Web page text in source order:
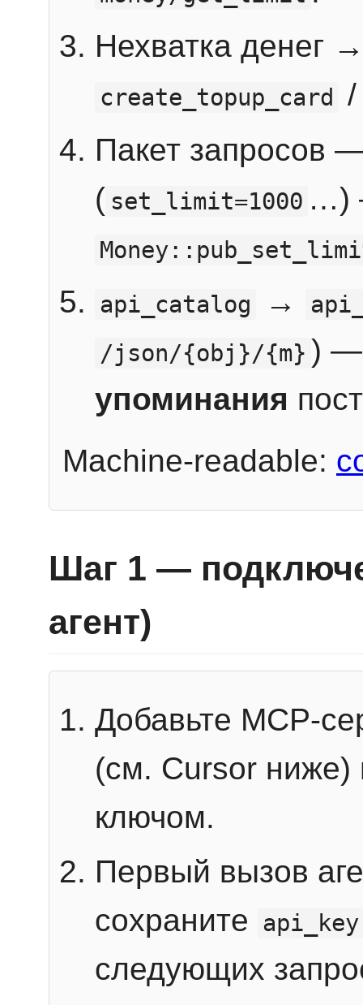
Нехватка денег
create_topup_card
Пакет запросов
( set_limit=1000 …)
api_catalog
→
/json/{obj}/{m} ) —
упоминания
Machine-readable:
Шаг 1 —
агент)
Добавьте MCP-
(см. Cursor ниже)
ключом.
Первый вызов
сохраните
api_key
следующих